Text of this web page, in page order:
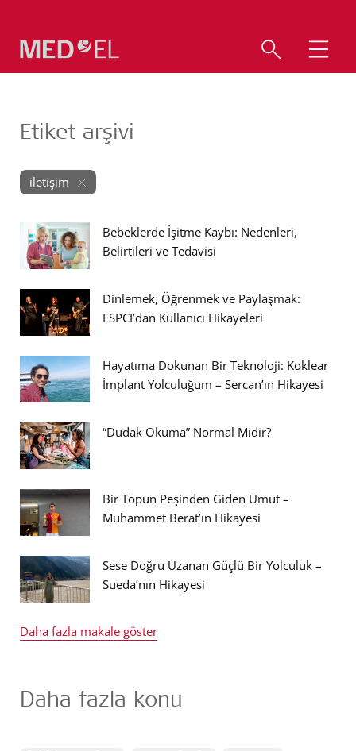
Etiket arşivi
iletişim
Bebeklerde İşitme Kaybı: Nedenleri,
Belirtileri ve Tedavisi
Dinlemek, Öğrenmek ve Paylaşmak:
ESPCI’dan Kullanıcı Hikayeleri
Hayatıma Dokunan Bir Teknoloji: Koklear
İmplant Yolculuğum – Sercan’ın Hikayesi
“Dudak Okuma” Normal Midir?
Bir Topun Peşinden Giden Umut –
Muhammet Berat’ın Hikayesi
Sese Doğru Uzanan Güçlü Bir Yolculuk –
Sueda’nın Hikayesi
Daha fazla makale göster
Daha fazla konu